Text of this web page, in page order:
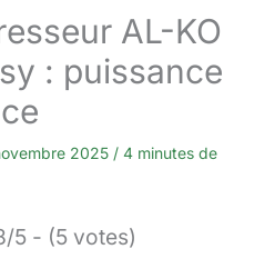
AL-KO
: puissance
2025 / 4 minutes de
5 - (5 votes)